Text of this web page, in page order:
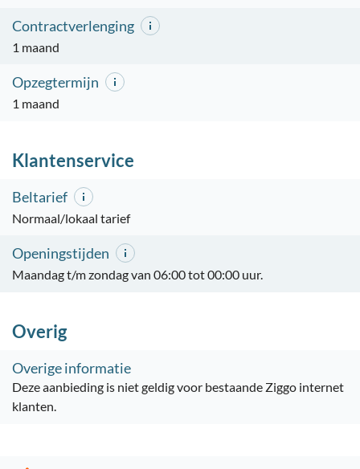
Contractverlenging
1 maand
Opzegtermijn
1 maand
Klantenservice
Beltarief
Normaal/lokaal tarief
Openingstijden
Maandag t/m zondag van 06:00 tot 00:00 uur.
Overig
Overige informatie
Deze aanbieding is niet geldig voor bestaande Ziggo internet
klanten.